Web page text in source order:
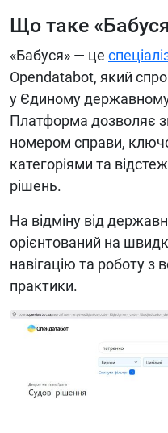
Що таке
«Бабуся» — це
Opendatabot, який
у Єдиному державному
Платформа дозволяє
номером справи,
категоріями та
рішень.
На відміну від
орієнтований на
навігацію та роботу з
практики.